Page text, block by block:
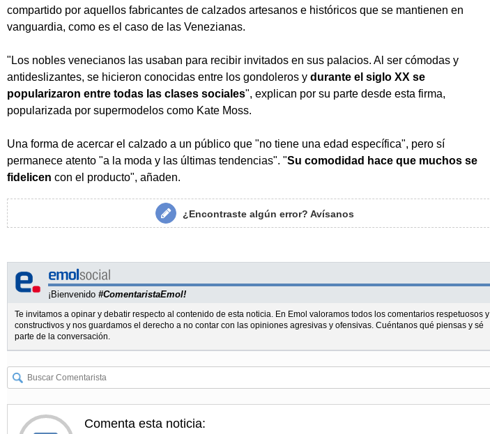
compartido por aquellos fabricantes de calzados artesanos e históricos que se mantienen en
vanguardia, como es el caso de las Venezianas.
"Los nobles venecianos las usaban para recibir invitados en sus palacios. Al ser cómodas y
antideslizantes, se hicieron conocidas entre los gondoleros y durante el siglo XX se
popularizaron entre todas las clases sociales", explican por su parte desde esta firma,
popularizada por supermodelos como Kate Moss.
Una forma de acercar el calzado a un público que "no tiene una edad específica", pero sí
permanece atento "a la moda y las últimas tendencias". "Su comodidad hace que muchos se
fidelicen con el producto", añaden.
¿Encontraste algún error?Avísanos
¡Bienvenido #ComentaristaEmol!
Te invitamos a opinar y debatir respecto al contenido de esta noticia. En Emol valoramos todos los comentarios respetuosos y
constructivos y nos guardamos el derecho a no contar con las opiniones agresivas y ofensivas. Cuéntanos qué piensas y sé
parte de la conversación.
Comenta esta noticia: